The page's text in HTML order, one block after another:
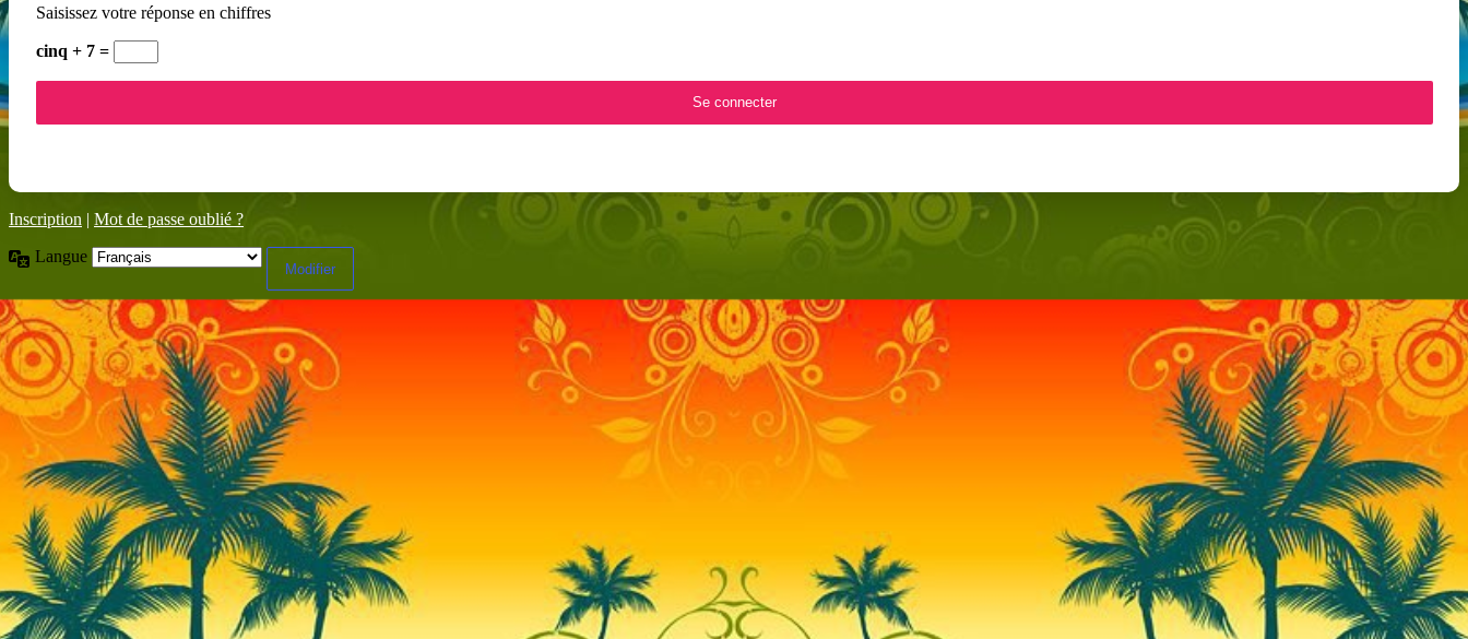
Saisissez votre réponse en chiffres
cinq + 7 =
Inscription | Mot de passe oublié ?
Langue